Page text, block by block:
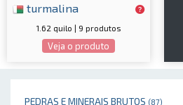
PEDRAS E MINERAIS BRUTOS (87)
turmalina
1.62 quilo | 9 produtos
Veja o produto